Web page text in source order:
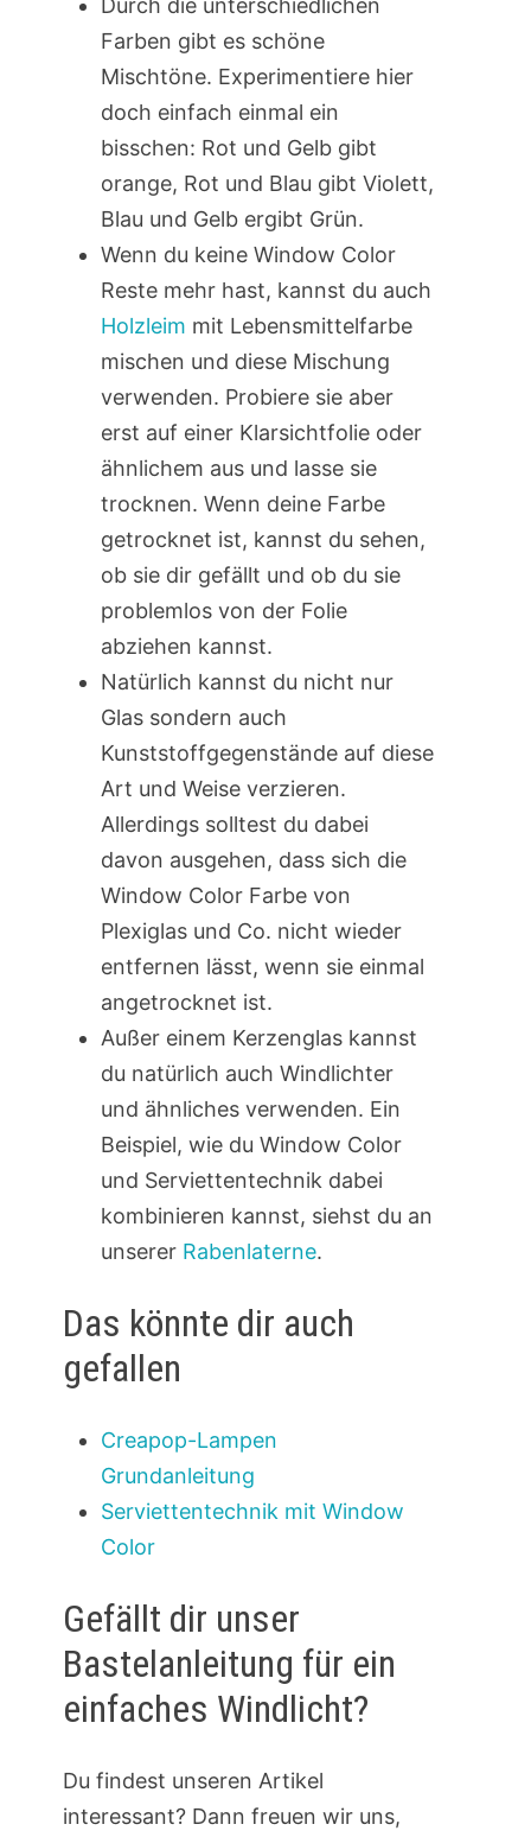
Farben gibt es schöne
Mischtöne. Experimentiere hier
doch einfach einmal ein
bisschen: Rot und Gelb gibt
orange, Rot und Blau gibt Violett,
Blau und Gelb ergibt Grün.
Wenn du keine Window Color
Reste mehr hast, kannst du auch
Holzleim mit Lebensmittelfarbe
mischen und diese Mischung
verwenden. Probiere sie aber
erst auf einer Klarsichtfolie oder
ähnlichem aus und lasse sie
trocknen. Wenn deine Farbe
getrocknet ist, kannst du sehen,
ob sie dir gefällt und ob du sie
problemlos von der Folie
abziehen kannst.
Natürlich kannst du nicht nur
Glas sondern auch
Kunststoffgegenstände auf diese
Art und Weise verzieren.
Allerdings solltest du dabei
davon ausgehen, dass sich die
Window Color Farbe von
Plexiglas und Co. nicht wieder
entfernen lässt, wenn sie einmal
angetrocknet ist.
Außer einem Kerzenglas kannst
du natürlich auch Windlichter
und ähnliches verwenden. Ein
Beispiel, wie du Window Color
und Serviettentechnik dabei
kombinieren kannst, siehst du an
unserer Rabenlaterne.
Das könnte dir auch
gefallen
Creapop-Lampen
Grundanleitung
Serviettentechnik mit Window
Color
Gefällt dir unser
Bastelanleitung für ein
einfaches Windlicht?
Du findest unseren Artikel
interessant? Dann freuen wir uns,